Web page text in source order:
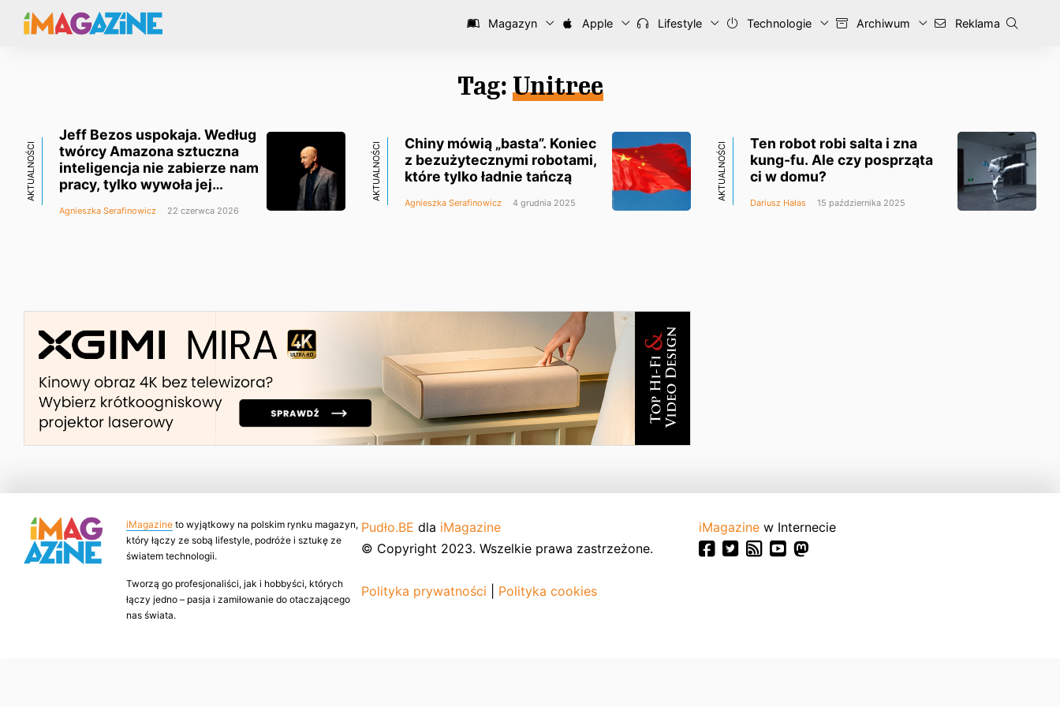
Magazyn Apple Lifestyle Technologie Archiwum Reklama
Tag: Unitree
AKTUALNOŚCI
Jeff Bezos uspokaja. Według
twórcy Amazona sztuczna
inteligencja nie zabierze nam
pracy, tylko wywoła jej
Agnieszka Serafinowicz 22 czerwca 2026
AKTUALNOŚCI
Chiny mówią „basta”. Koniec
z bezużytecznymi robotami,
które tylko ładnie tańczą
Agnieszka Serafinowicz 4 grudnia 2025
AKTUALNOŚCI
Ten robot robi salta i zna
kung-fu. Ale czy posprząta
ci w domu?
Dariusz Hałas 15 października 2025
iMagazine to wyjątkowy na polskim rynku magazyn,
który łączy ze sobą lifestyle, podróże i sztukę ze
światem technologii.
Tworzą go profesjonaliści, jak i hobbyści, których
łączy jedno – pasja i zamiłowanie do otaczającego
nas świata.
Pudło.BE dla iMagazine
© Copyright 2023. Wszelkie prawa zastrzeżone.
Polityka prywatności Polityka cookies
iMagazine w Internecie